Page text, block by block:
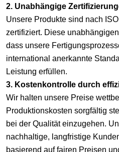
2. Unabhängige
Unsere Produkte sind nach
zertifiziert. Diese
dass unsere
international anerkannte
Leistung erfüllen.
3. Kostenkontrolle durch
Wir halten unsere Preise
Produktionskosten sorgfältig
bei der Qualität einzugehen.
nachhaltige, langfristige
basierend auf fairen Preisen